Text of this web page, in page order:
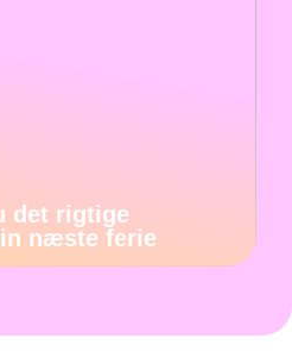
det rigtige
næste ferie